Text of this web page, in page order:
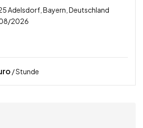
Adelsdorf, Bayern, Deutschland
2026
/ Stunde